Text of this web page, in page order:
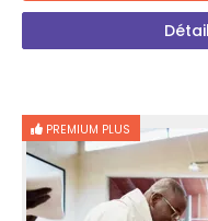
PREMIUM PLUS